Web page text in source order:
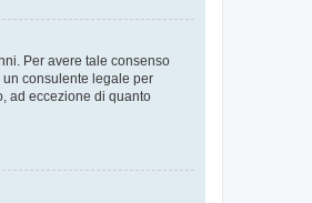
Per avere tale consenso
consulente legale per
ad eccezione di quanto